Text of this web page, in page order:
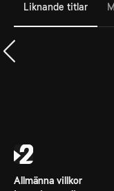
Liknande titlar
Allmänna villkor